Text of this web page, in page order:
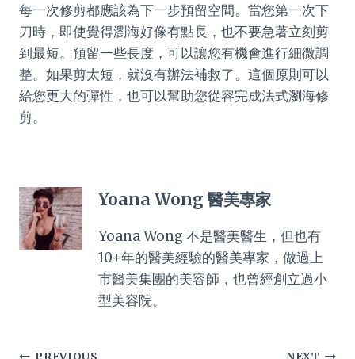
每一次修剪都應該為下一步預留空間。當您第一次下
刀時，即使覺得瀏海好像有點長，也不要急著立刻剪
到最短。預留一些長度，可以讓您有機會進行細微調
整。如果剪太短，就沒有辦法補救了。這個原則可以
給您更大的彈性，也可以幫助您從容完成法式瀏海修
剪。
Yoana Wong 醫美專家
Yoana Wong 不是醫美醫生，但也有
10+年的醫美經驗的醫美專家，做過上
市醫美集團的美容師，也曾經創立過小
型美容院。